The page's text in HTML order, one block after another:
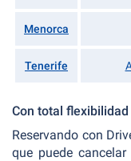
Menorca
Tenerife
Con total
Reservando con
que puede